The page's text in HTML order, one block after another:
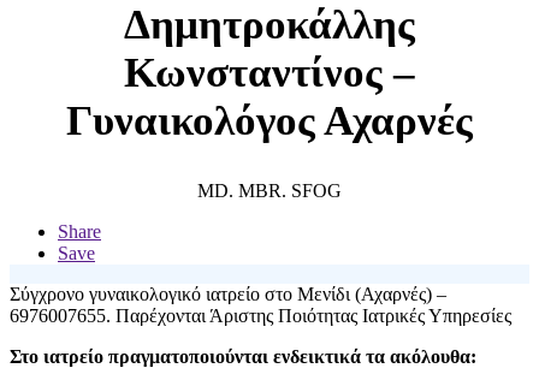
Δημητροκάλλης
Κωνσταντίνος –
Γυναικολόγος Αχαρνές
MD. MBR. SFOG
Share
Save
Σύγχρονο γυναικολογικό ιατρείο στο Μενίδι (Αχαρνές) –
6976007655. Παρέχονται Άριστης Ποιότητας Ιατρικές Υπηρεσίες
Στο ιατρείο πραγματοποιούνται ενδεικτικά τα ακόλουθα: